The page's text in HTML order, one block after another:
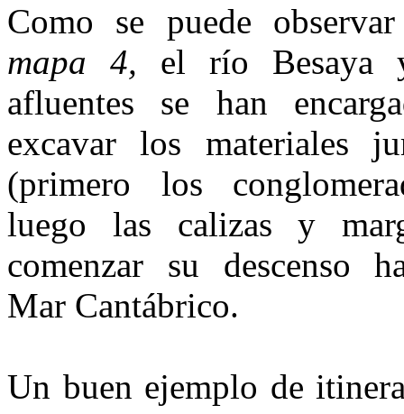
Como se puede
mapa 4, el río Besaya
afluentes se han
exca­var los materiales
(primero los
luego las calizas y
comenzar su descenso
Mar Cantábrico.
Un buen ejemplo de